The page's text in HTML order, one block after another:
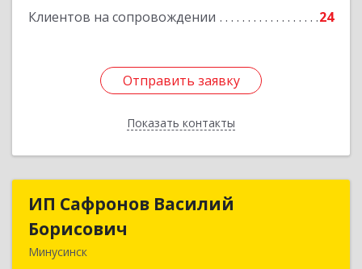
Клиентов на сопровождении 24
Отправить заявку
Показать контакты
Отправить заявку
Назад
ИП Сафронов Василий
Борисович
Минусинск
ИП Сафронов Василий